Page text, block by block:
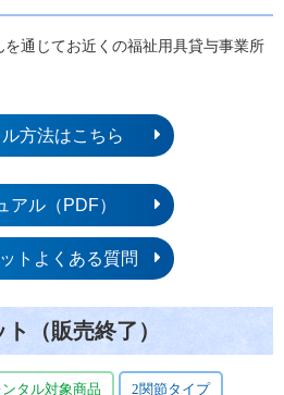
通じてお近くの福祉用具貸与事業所
方法はこちら
アル（PDF）
トよくある質問
（販売終了）
タル対象商品 2関節タイプ